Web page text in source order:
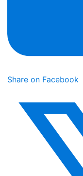
Share on Facebook